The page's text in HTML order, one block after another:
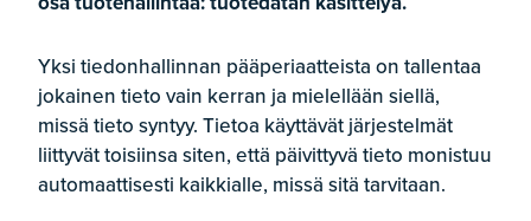
Yksi tiedonhallinnan pääperiaatteista on tallentaa
jokainen tieto vain kerran ja mielellään siellä,
missä tieto syntyy. Tietoa käyttävät järjestelmät
liittyvät toisiinsa siten, että päivittyvä tieto monistuu
automaattisesti kaikkialle, missä sitä tarvitaan.